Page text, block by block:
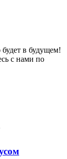
в будущем!
с нами по